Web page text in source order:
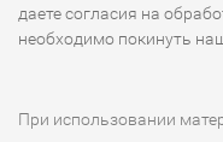
даете согласия на
необходимо покинуть
При использовании